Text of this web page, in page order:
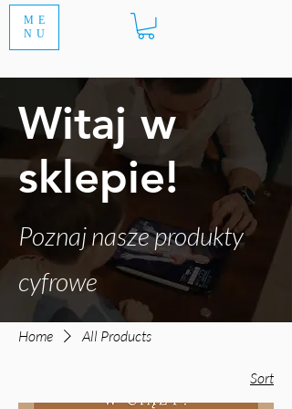
ME
NU
Witaj w
sklepie!
Poznaj nasze produkty
cyfrowe
Home All Products
Sort